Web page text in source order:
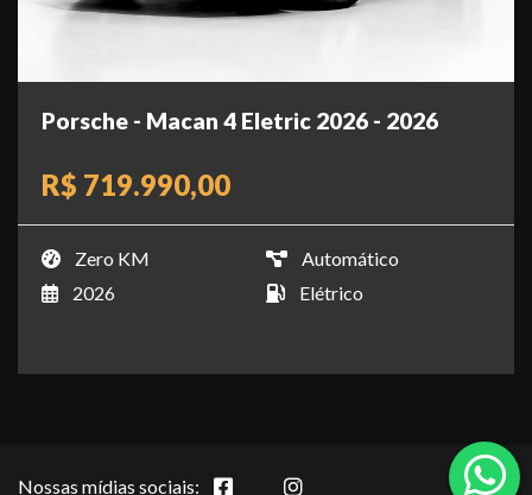
Porsche - Macan 4 Eletric 2026 - 2026
R$ 719.990,00
Zero KM
Automático
2026
Elétrico
Nossas mídias sociais: